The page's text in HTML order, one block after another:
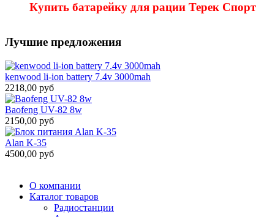
Купить батарейку для рации Терек
Лучшие предложения
kenwood li-ion battery 7.4v 3000mah
2218,00 руб
Baofeng UV-82 8w
2150,00 руб
Alan K-35
4500,00 руб
О компании
Каталог товаров
Радиостанции